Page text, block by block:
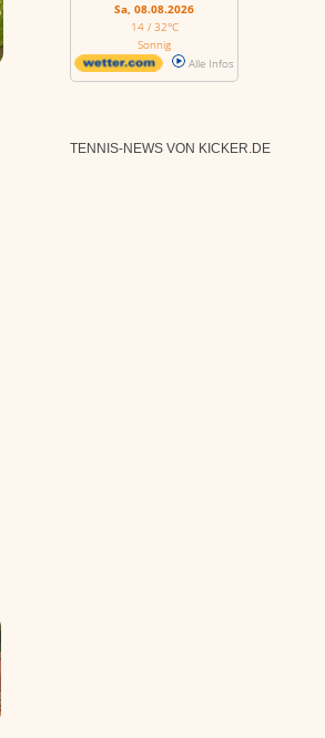
Sa, 08.08.2026
14 / 32°C
Sonnig
Alle Infos
TENNIS-NEWS VON KICKER.DE